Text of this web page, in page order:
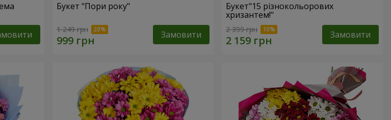
Букет "Пори року"
1 249 грн Замовити
Букет"15 різнокольорових
хризантем!"
2 399 грн Замовити